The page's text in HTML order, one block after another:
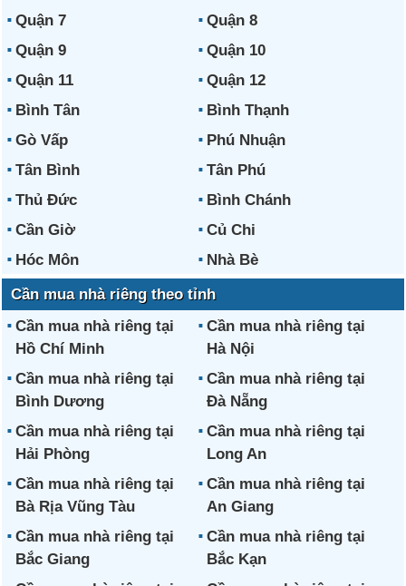
Quận 7
Quận 8
Quận 9
Quận 10
Quận 11
Quận 12
Bình Tân
Bình Thạnh
Gò Vấp
Phú Nhuận
Tân Bình
Tân Phú
Thủ Đức
Bình Chánh
Cần Giờ
Củ Chi
Hóc Môn
Nhà Bè
Cần mua nhà riêng theo tỉnh
Cần mua nhà riêng tại
Hồ Chí Minh
Cần mua nhà riêng tại
Hà Nội
Cần mua nhà riêng tại
Bình Dương
Cần mua nhà riêng tại
Đà Nẵng
Cần mua nhà riêng tại
Hải Phòng
Cần mua nhà riêng tại
Long An
Cần mua nhà riêng tại
Bà Rịa Vũng Tàu
Cần mua nhà riêng tại
An Giang
Cần mua nhà riêng tại
Bắc Giang
Cần mua nhà riêng tại
Bắc Kạn